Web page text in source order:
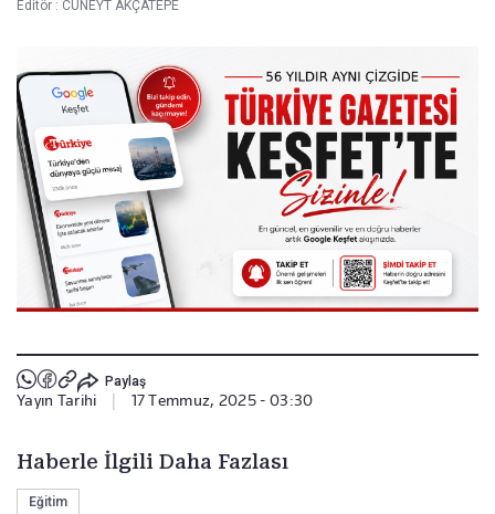
Editör : CÜNEYT AKÇATEPE
Paylaş
Yayın Tarihi 17 Temmuz, 2025 - 03:30
Haberle İlgili Daha Fazlası
Eğitim